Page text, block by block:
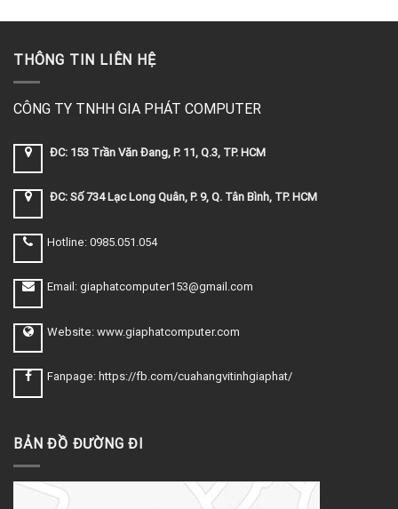
THÔNG TIN LIÊN HỆ
CÔNG TY TNHH GIA PHÁT COMPUTER
ĐC: 153 Trần Văn Đang, P. 11, Q.3, TP. HCM
ĐC: Số 734 Lạc Long Quân, P. 9, Q. Tân Bình, TP. HCM
Hotline: 0985.051.054
Email: giaphatcomputer153@gmail.com
Website: www.giaphatcomputer.com
Fanpage: https://fb.com/cuahangvitinhgiaphat/
BẢN ĐỒ ĐƯỜNG ĐI